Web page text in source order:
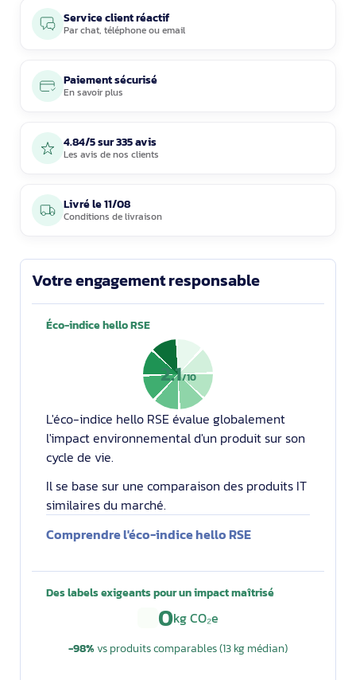
Service client réactif
Parchat, téléphoneouemail
Paiement sécurisé
En savoir plus
4.84/5 sur 335 avis
Les avis de nos clients
Livré le11/08
Conditions de livraison
Votre engagement responsable
Éco-indice hello RSE
2.1/10
L'éco-indice hello RSE évalue globalement
l'impact environnemental d'un produit sur son
cycle de vie.
Il se base sur une comparaison des produits IT
similaires du marché.
Comprendre l'éco-indice hello RSE
Des labels exigeants pour un impact maîtrisé
0kg CO₂e
−98%vs produits comparables (13 kg médian)